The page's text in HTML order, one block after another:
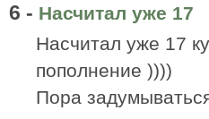
6 - Насчитал уже 17
Насчитал уже 17
пополнение ))))
Пора